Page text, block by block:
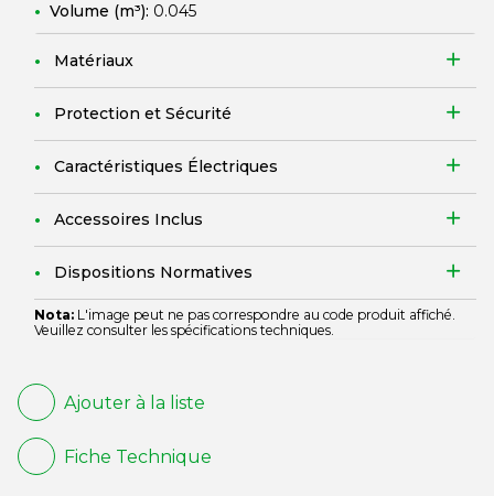
Volume (m³): 0.045
Matériaux
Protection et Sécurité
Caractéristiques Électriques
Accessoires Inclus
Dispositions Normatives
Nota: L'image peut ne pas correspondre au code produit affiché.
Veuillez consulter les spécifications techniques.
Ajouter à la liste
Fiche Technique